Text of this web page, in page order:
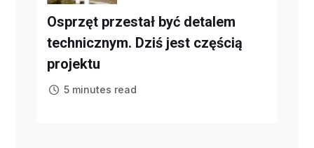
Osprzęt przestał być detalem
technicznym. Dziś jest częścią
projektu
5 minutes read